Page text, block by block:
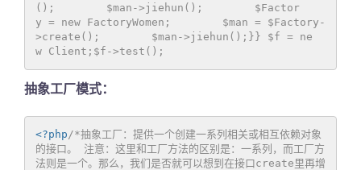
();        $man->jiehun();        $Factor
y = new FactoryWomen;        $man = $Factory-
>create();        $man->jiehun();}} $f = ne
w Client;$f->test();
抽象工厂模式：
<?php /*抽象工厂：提供一个创建一系列相关或相互依赖对象
的接口。 注意：这里和工厂方法的区别是：一系列，而工厂方
法则是一个。那么，我们是否就可以想到在接口create里再增